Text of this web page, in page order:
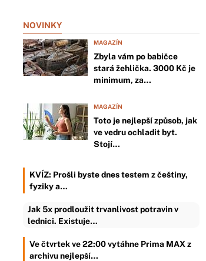
NOVINKY
MAGAZÍN
Zbyla vám po babičce
stará žehlička. 3000 Kč je
minimum, za…
MAGAZÍN
Toto je nejlepší způsob, jak
ve vedru ochladit byt.
Stojí…
KVÍZ: Prošli byste dnes testem z češtiny,
fyziky a…
Jak 5x prodloužit trvanlivost potravin v
lednici. Existuje…
Ve čtvrtek ve 22:00 vytáhne Prima MAX z
archivu nejlepší…